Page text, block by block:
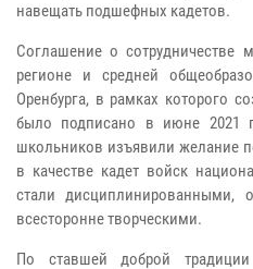
навещать подшефных кадетов.
Соглашение о
регионе и средней
Оренбурга, в рамках которого
было подписано в июне 2021
школьников изъявили желание
в качестве кадет войск
стали
всесторонне творческими.
По ставшей доброй